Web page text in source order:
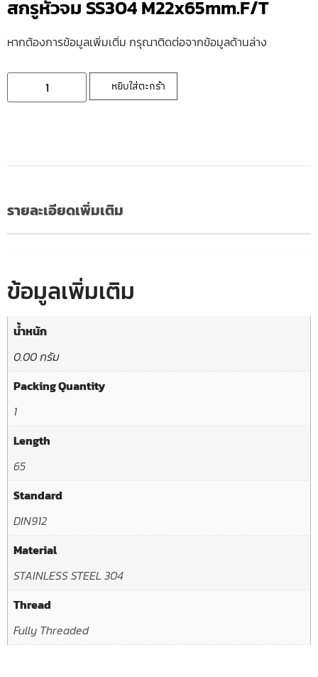
สกรูหัวจม SS304 M22x65mm.F/T
หากต้องการข้อมูลเพิ่มเติ่ม กรุณาติดต่อจากข้อมูลด้านล่าง
หยิบใส่ตะกร้า
รายละเอียดเพิ่มเติม
ข้อมูลเพิ่มเติม
น้ำหนัก
0.00 กรัม
Packing Quantity
1
Length
65
Standard
DIN912
Material
STAINLESS STEEL 304
Thread
Fully Threaded